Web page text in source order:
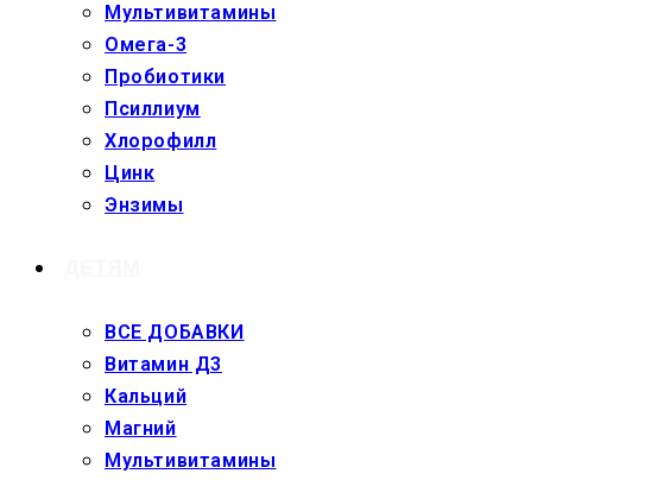
Мультивитамины
Омега-3
Пробиотики
Псиллиум
Хлорофилл
Цинк
Энзимы
ВСЕ ДОБАВКИ
Витамин Д3
Кальций
Магний
Мультивитамины